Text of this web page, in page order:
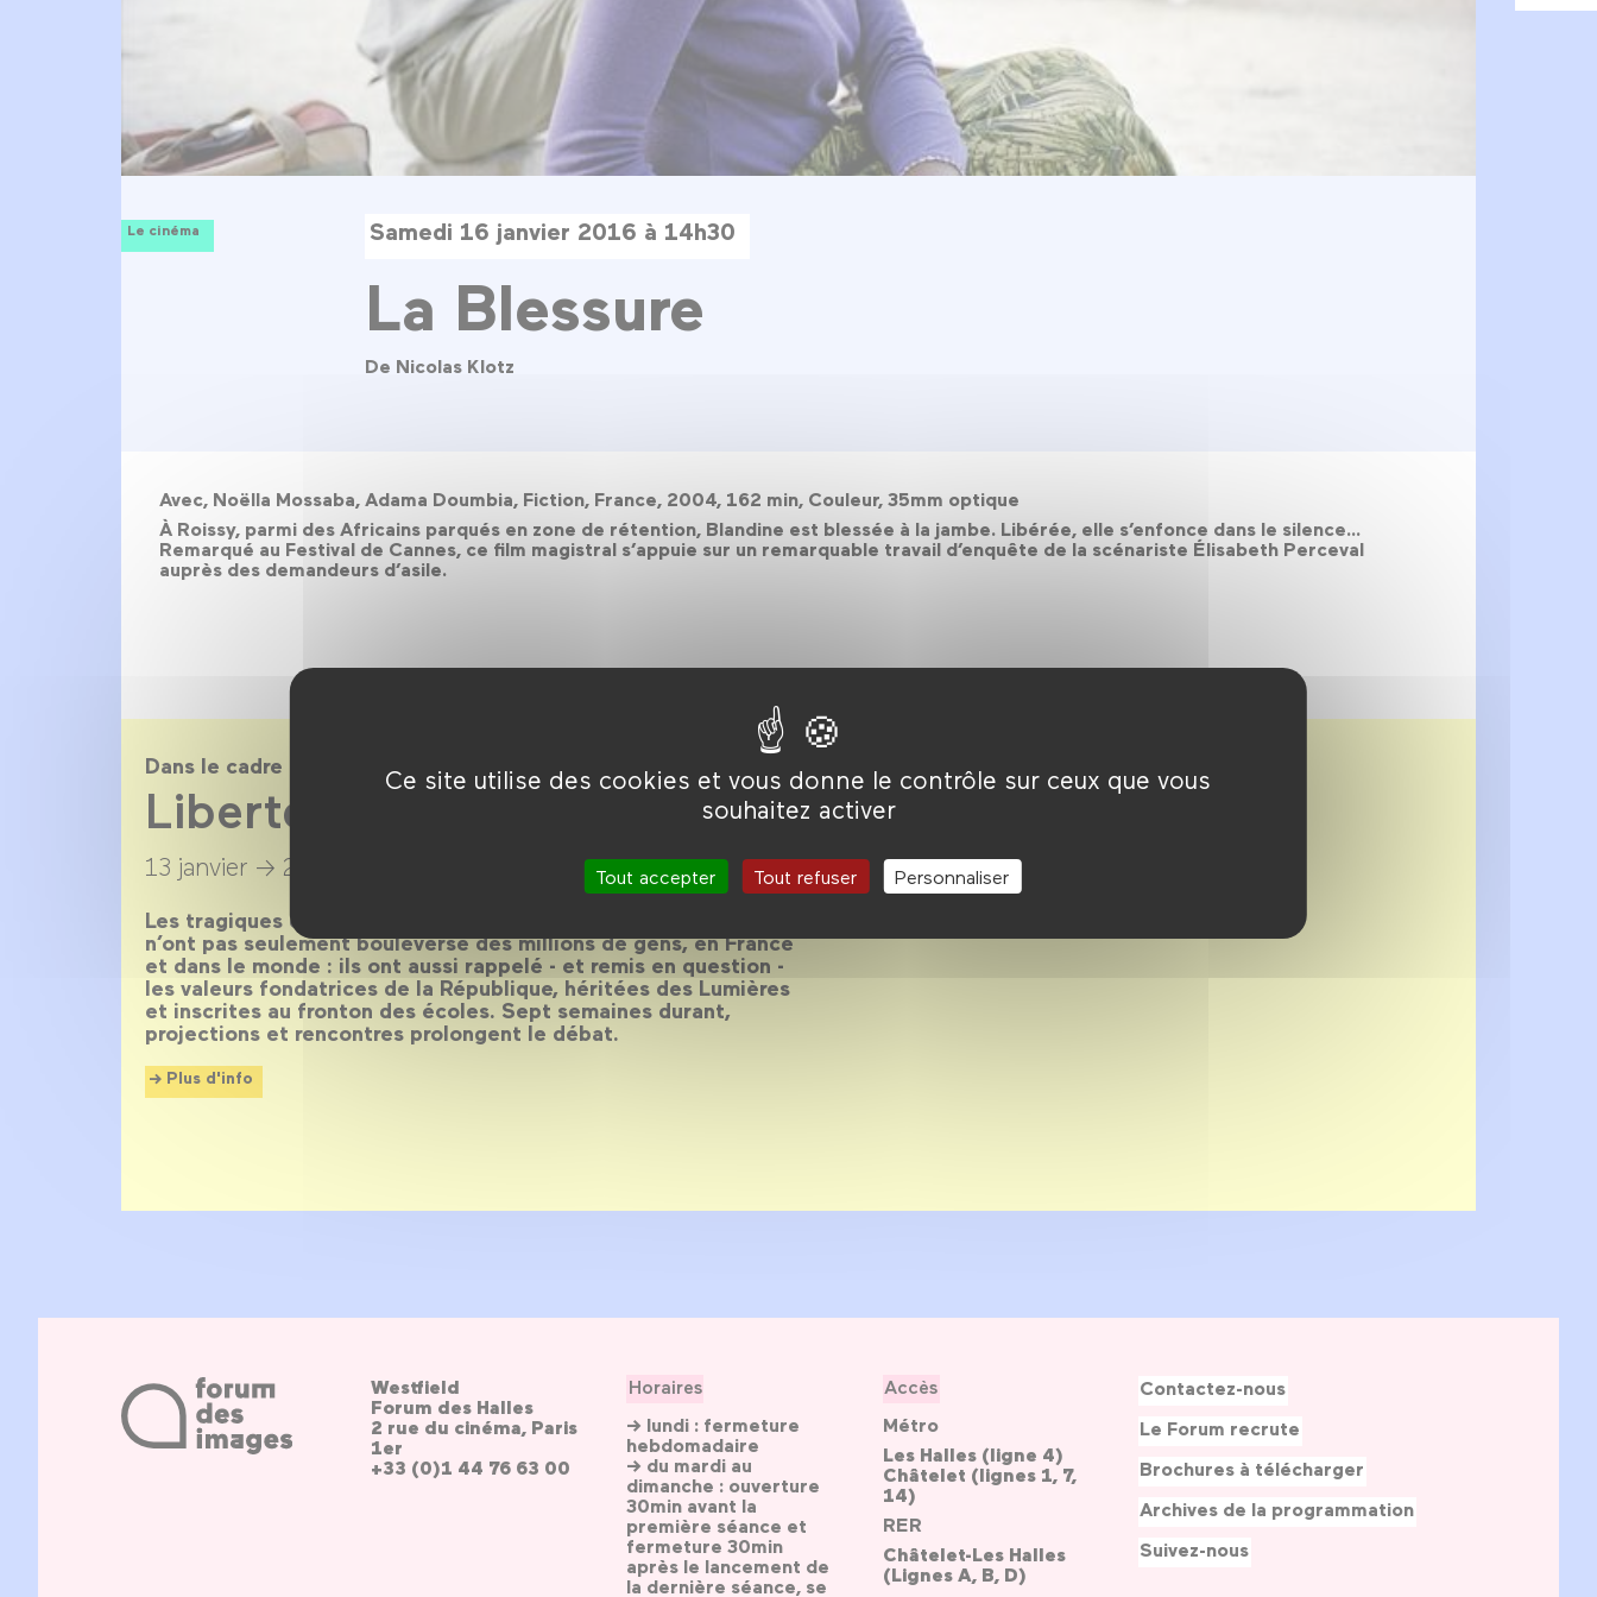
Ce site utilise des cookies et vous donne le contrôle sur ceux que vous
souhaitez activer
Tout accepter Tout refuser Personnaliser
Le cinéma Samedi 16 janvier 2016 à 14h30
La Blessure
De Nicolas Klotz
Avec, Noëlla Mossaba, Adama Doumbia, Fiction, France, 2004, 162 min, Couleur, 35mm optique
À Roissy, parmi des Africains parqués en zone de rétention, Blandine est blessée à la jambe. Libérée, elle s’enfonce dans le silence...
Remarqué au Festival de Cannes, ce film magistral s’appuie sur un remarquable travail d’enquête de la scénariste Élisabeth Perceval
auprès des demandeurs d’asile.
Dans le cadre de
Liberté, Égalité, Fraternité ?
13 janvier → 28 février 2016
Les tragiques événements de janvier puis du 13 novembre 2015
n’ont pas seulement bouleversé des millions de gens, en France
et dans le monde : ils ont aussi rappelé - et remis en question -
les valeurs fondatrices de la République, héritées des Lumières
et inscrites au fronton des écoles. Sept semaines durant,
projections et rencontres prolongent le débat.
Plus d'info
Westfield
Forum des Halles
2 rue du cinéma, Paris
1er
+33 (0)1 44 76 63 00
Horaires
→ lundi : fermeture
hebdomadaire
→ du mardi au
dimanche : ouverture
30min avant la
première séance et
fermeture 30min
après le lancement de
la dernière séance, se
Accès
Métro
Les Halles (ligne 4)
Châtelet (lignes 1, 7,
14)
RER
Châtelet-Les Halles
(Lignes A, B, D)
Contactez-nous
Le Forum recrute
Brochures à télécharger
Archives de la programmation
Suivez-nous